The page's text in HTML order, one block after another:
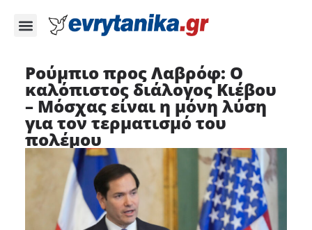
Ρούμπιο προς Λαβρόφ: Ο
καλόπιστος διάλογος Κιέβου
– Μόσχας είναι η μόνη λύση
για τον τερματισμό του
πολέμου